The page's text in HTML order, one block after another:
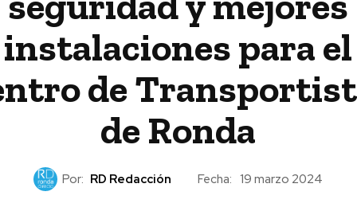
instalaciones para el
de
de Ronda
Por: RD Redacción Fecha: 19 marzo 2024